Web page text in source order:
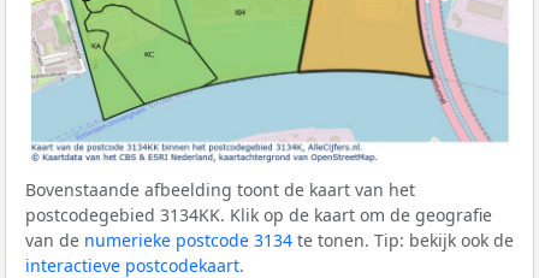
Bovenstaande afbeelding toont de kaart van het
postcodegebied 3134KK. Klik op de kaart om de geografie
van de numerieke postcode 3134 te tonen. Tip: bekijk ook de
interactieve postcodekaart.